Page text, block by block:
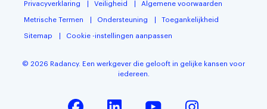
Privacyverklaring Veiligheid Algemene voorwaarden
Metrische Termen Ondersteuning Toegankelijkheid
Sitemap Cookie -instellingen aanpassen
© 2026 Radancy. Een werkgever die gelooft in gelijke kansen voor
iedereen.